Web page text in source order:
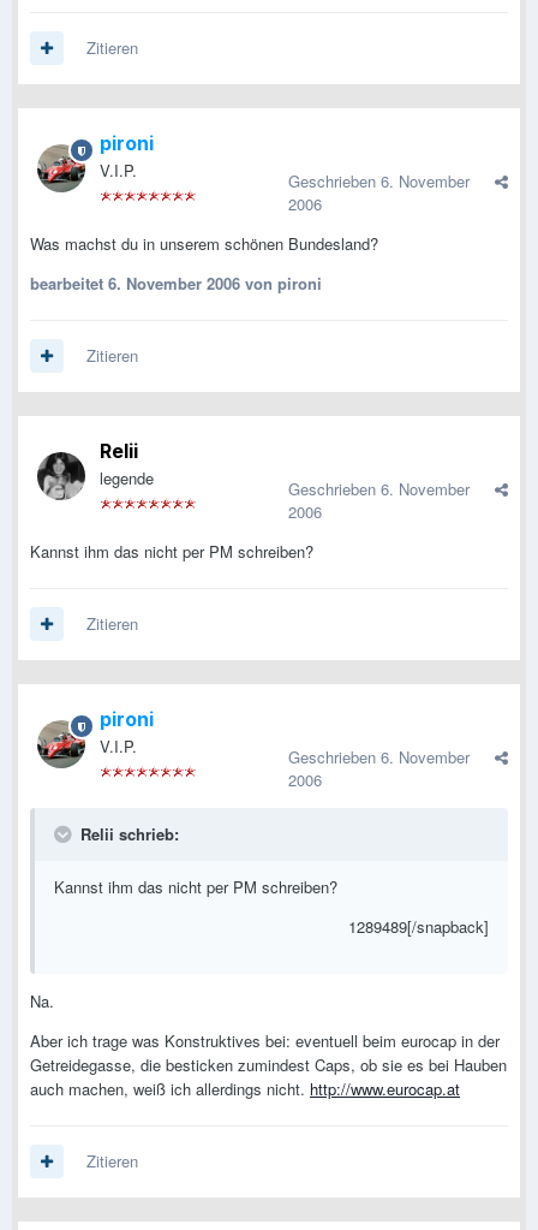
Zitieren
pironi
V.I.P. Geschrieben 6. November
2006
Was machst du in unserem schönen Bundesland?
bearbeitet 6. November 2006 von pironi
Zitieren
Relii
legende Geschrieben 6. November
2006
Kannst ihm das nicht per PM schreiben?
Zitieren
pironi
V.I.P. Geschrieben 6. November
2006
Relii schrieb:
Kannst ihm das nicht per PM schreiben?
1289489[/snapback]
Na.
Aber ich trage was Konstruktives bei: eventuell beim eurocap in der
Getreidegasse, die besticken zumindest Caps, ob sie es bei Hauben
auch machen, weiß ich allerdings nicht. http://www.eurocap.at
Zitieren